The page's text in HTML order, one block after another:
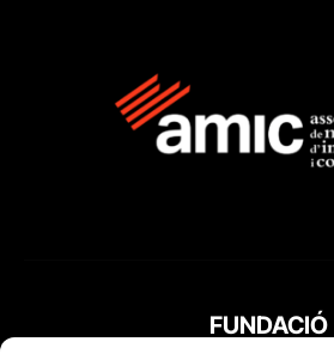
FUNDACIÓ